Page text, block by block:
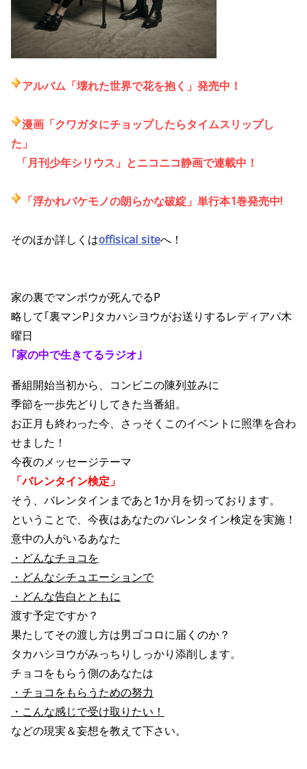
アルバム「壊れた世界で花を抱く」発売中！
漫画「クワガタにチョップしたらタイムスリップし
た」
「月刊少年シリウス」とニコニコ静画で連載中 ！
「浮かれバケモノの朗らかな破綻」単行本1巻発売中!
そのほか詳しくはoffisical siteへ！
家の裏でマンボウが死んでるP
略して｢裏マンP｣タカハシヨウがお送りするレディアパ木
曜日
｢家の中で生きてるラジオ｣
番組開始当初から、コンビニの陳列並みに
季節を一歩先どりしてきた当番組。
お正月も終わった今、さっそくこのイベントに照準を合わ
せました！
今夜のメッセージテーマ
「バレンタイン検定」
そう、バレンタインまであと1か月を切っております。
ということで、今夜はあなたのバレンタイン検定を実施！
意中の人がいるあなた
・どんなチョコを
・どんなシチュエーションで
・どんな告白とともに
渡す予定ですか？
果たしてその渡し方は男ゴコロに届くのか？
タカハシヨウがみっちりしっかり添削します。
チョコをもらう側のあなたは
・チョコをもらうための努力
・こんな感じで受け取りたい！
などの現実＆妄想を教えて下さい。